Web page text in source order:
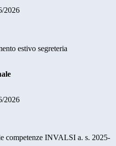
2026
estivo segreteria
2026
competenze INVALSI a. s. 2025-